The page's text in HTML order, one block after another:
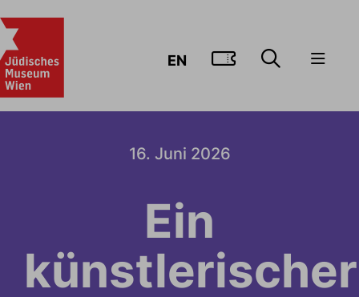
EN ZUM
16. Juni 2026
Ein
künstlerischer